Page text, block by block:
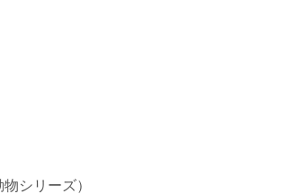
シリーズ）